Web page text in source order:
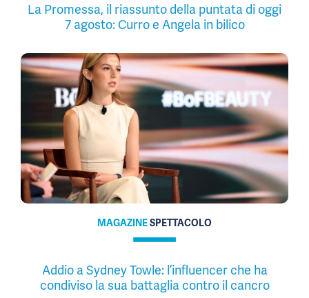
La Promessa, il riassunto della puntata di oggi
7 agosto: Curro e Angela in bilico
MAGAZINESPETTACOLO
Addio a Sydney Towle: l’influencer che ha
condiviso la sua battaglia contro il cancro